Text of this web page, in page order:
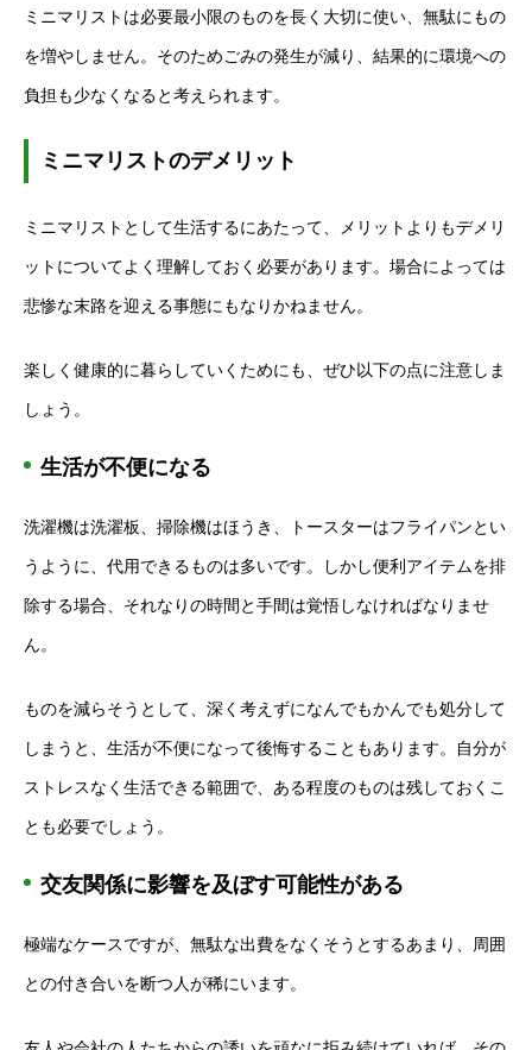
ミニマリストは必要最小限のものを長く大切に使い、無駄にもの
を増やしません。そのためごみの発生が減り、結果的に環境への
負担も少なくなると考えられます。
ミニマリストのデメリット
ミニマリストとして生活するにあたって、メリットよりもデメリ
ットについてよく理解しておく必要があります。場合によっては
悲惨な末路を迎える事態にもなりかねません。
楽しく健康的に暮らしていくためにも、ぜひ以下の点に注意しま
しょう。
生活が不便になる
洗濯機は洗濯板、掃除機はほうき、トースターはフライパンとい
うように、代用できるものは多いです。しかし便利アイテムを排
除する場合、それなりの時間と手間は覚悟しなければなりませ
ん。
ものを減らそうとして、深く考えずになんでもかんでも処分して
しまうと、生活が不便になって後悔することもあります。自分が
ストレスなく生活できる範囲で、ある程度のものは残しておくこ
とも必要でしょう。
交友関係に影響を及ぼす可能性がある
極端なケースですが、無駄な出費をなくそうとするあまり、周囲
との付き合いを断つ人が稀にいます。